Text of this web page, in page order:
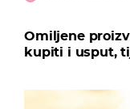
Omiljene
kupiti i usput,